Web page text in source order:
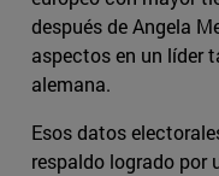
después de Angela
aspectos en un líder
alemana.
Esos datos
respaldo logrado por